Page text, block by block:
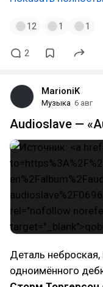
12 1 1
2
MarioniK
Музыка 6 авг
Audioslave —
Деталь
одноимённого